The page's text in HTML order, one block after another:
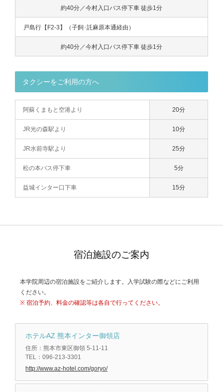
約40分／今村入口バス停下車 徒歩1分
戸島行【F2-3】（子飼･託麻原本通経由）
約40分／今村入口バス停下車 徒歩1分
タクシーをご利用の方へ
阿蘇くまもと空港より 20分
JR光の森駅より 10分
JR水前寺駅より 25分
松の本バス停下車 5分
益城インター口下車 15分
宿泊施設のご案内
本学院周辺の宿泊施設をご紹介します。入学試験の際などにご利用
ください。
※ 宿泊予約、料金の確認等は各自で行ってください。
ホテルAZ 熊本インター御領店
住所：熊本市東区御領 5-11-11
TEL：096-213-3301
http://www.az-hotel.com/goryo/